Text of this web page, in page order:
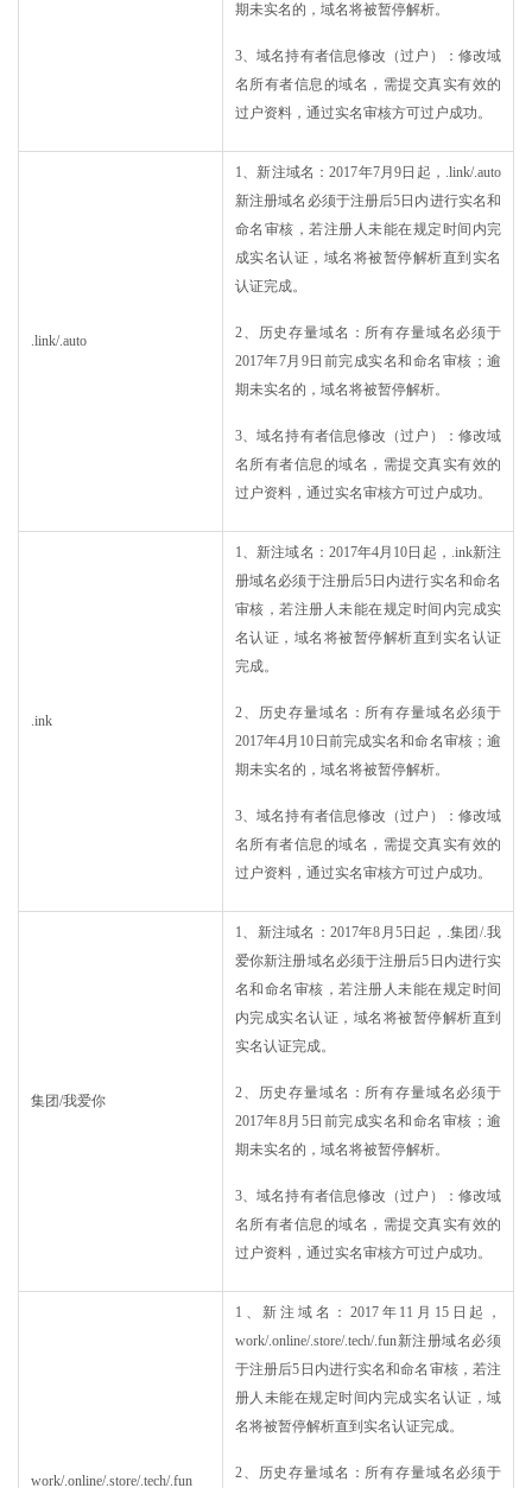
期未实名的，域名将被暂停解析。
3、域名持有者信息修改（过户）：修改域
名所有者信息的域名，需提交真实有效的
过户资料，通过实名审核方可过户成功。
.link/.auto
1、新注域名：2017年7月9日起，.link/.auto
新注册域名必须于注册后5日内进行实名和
命名审核，若注册人未能在规定时间内完
成实名认证，域名将被暂停解析直到实名
认证完成。
2、历史存量域名：所有存量域名必须于
2017年7月9日前完成实名和命名审核；逾
期未实名的，域名将被暂停解析。
3、域名持有者信息修改（过户）：修改域
名所有者信息的域名，需提交真实有效的
过户资料，通过实名审核方可过户成功。
.ink
1、新注域名：2017年4月10日起，.ink新注
册域名必须于注册后5日内进行实名和命名
审核，若注册人未能在规定时间内完成实
名认证，域名将被暂停解析直到实名认证
完成。
2、历史存量域名：所有存量域名必须于
2017年4月10日前完成实名和命名审核；逾
期未实名的，域名将被暂停解析。
3、域名持有者信息修改（过户）：修改域
名所有者信息的域名，需提交真实有效的
过户资料，通过实名审核方可过户成功。
集团/我爱你
1、新注域名：2017年8月5日起，.集团/.我
爱你新注册域名必须于注册后5日内进行实
名和命名审核，若注册人未能在规定时间
内完成实名认证，域名将被暂停解析直到
实名认证完成。
2、历史存量域名：所有存量域名必须于
2017年8月5日前完成实名和命名审核；逾
期未实名的，域名将被暂停解析。
3、域名持有者信息修改（过户）：修改域
名所有者信息的域名，需提交真实有效的
过户资料，通过实名审核方可过户成功。
work/.online/.store/.tech/.fun
1、新注域名：2017年11月15日起，
work/.online/.store/.tech/.fun新注册域名必须
于注册后5日内进行实名和命名审核，若注
册人未能在规定时间内完成实名认证，域
名将被暂停解析直到实名认证完成。
2、历史存量域名：所有存量域名必须于